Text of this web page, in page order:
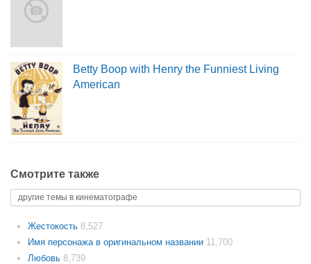
Betty Boop with Henry the Funniest Living
American
Смотрите также
другие темы в кинематографе
Жестокость 8,527
Имя персонажа в оригинальном названии 11,700
Любовь 8,739